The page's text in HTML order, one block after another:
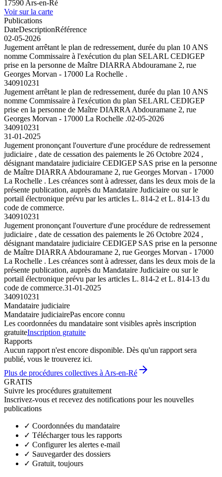
17590 Ars-en-Ré
Voir sur la carte
Publications
DateDescriptionRéférence
02-05-2026
Jugement arrêtant le plan de redressement, durée du plan 10 ANS
nomme Commissaire à l'exécution du plan SELARL CEDIGEP
prise en la personne de Maître DIARRA Abdouramane 2, rue
Georges Morvan - 17000 La Rochelle .
340910231
Jugement arrêtant le plan de redressement, durée du plan 10 ANS
nomme Commissaire à l'exécution du plan SELARL CEDIGEP
prise en la personne de Maître DIARRA Abdouramane 2, rue
Georges Morvan - 17000 La Rochelle .02-05-2026
340910231
31-01-2025
Jugement prononçant l'ouverture d'une procédure de redressement
judiciaire , date de cessation des paiements le 26 Octobre 2024 ,
désignant mandataire judiciaire CEDIGEP SAS prise en la personne
de Maître DIARRA Abdouramane 2, rue Georges Morvan - 17000
La Rochelle . Les créances sont à adresser, dans les deux mois de la
présente publication, auprès du Mandataire Judiciaire ou sur le
portail électronique prévu par les articles L. 814-2 et L. 814-13 du
code de commerce.
340910231
Jugement prononçant l'ouverture d'une procédure de redressement
judiciaire , date de cessation des paiements le 26 Octobre 2024 ,
désignant mandataire judiciaire CEDIGEP SAS prise en la personne
de Maître DIARRA Abdouramane 2, rue Georges Morvan - 17000
La Rochelle . Les créances sont à adresser, dans les deux mois de la
présente publication, auprès du Mandataire Judiciaire ou sur le
portail électronique prévu par les articles L. 814-2 et L. 814-13 du
code de commerce.31-01-2025
340910231
Mandataire judiciaire
Mandataire judiciairePas encore connu
Les coordonnées du mandataire sont visibles après inscription
gratuiteInscription gratuite
Rapports
Aucun rapport n'est encore disponible. Dès qu'un rapport sera
publié, vous le trouverez ici.
Plus de procédures collectives à Ars-en-Ré
GRATIS
Suivre les procédures gratuitement
Inscrivez-vous et recevez des notifications pour les nouvelles
publications
✓ Coordonnées du mandataire
✓ Télécharger tous les rapports
✓ Configurer les alertes e-mail
✓ Sauvegarder des dossiers
✓ Gratuit, toujours